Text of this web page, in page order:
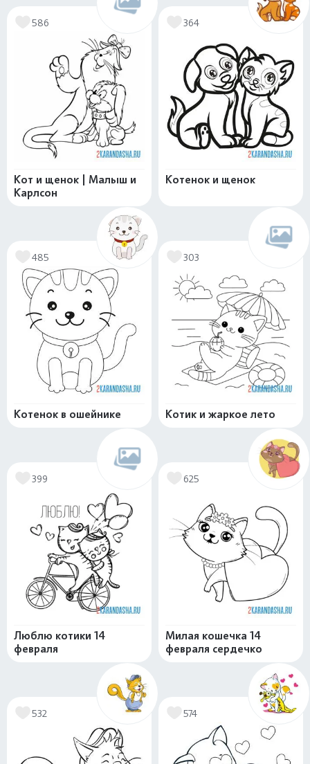
586
Кот и щенок | Малыш и
Карлсон
364
Котенок и щенок
485
Котенок в ошейнике
303
Котик и жаркое лето
399
Люблю котики 14
февраля
625
Милая кошечка 14
февраля сердечко
532 574